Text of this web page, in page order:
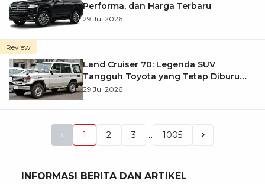
Performa, dan Harga Terbaru
29 Jul 2026
Review
Land Cruiser 70: Legenda SUV
Tangguh Toyota yang Tetap Diburu
hingga Kini
29 Jul 2026
1 2 3 … 1005
INFORMASI BERITA DAN ARTIKEL